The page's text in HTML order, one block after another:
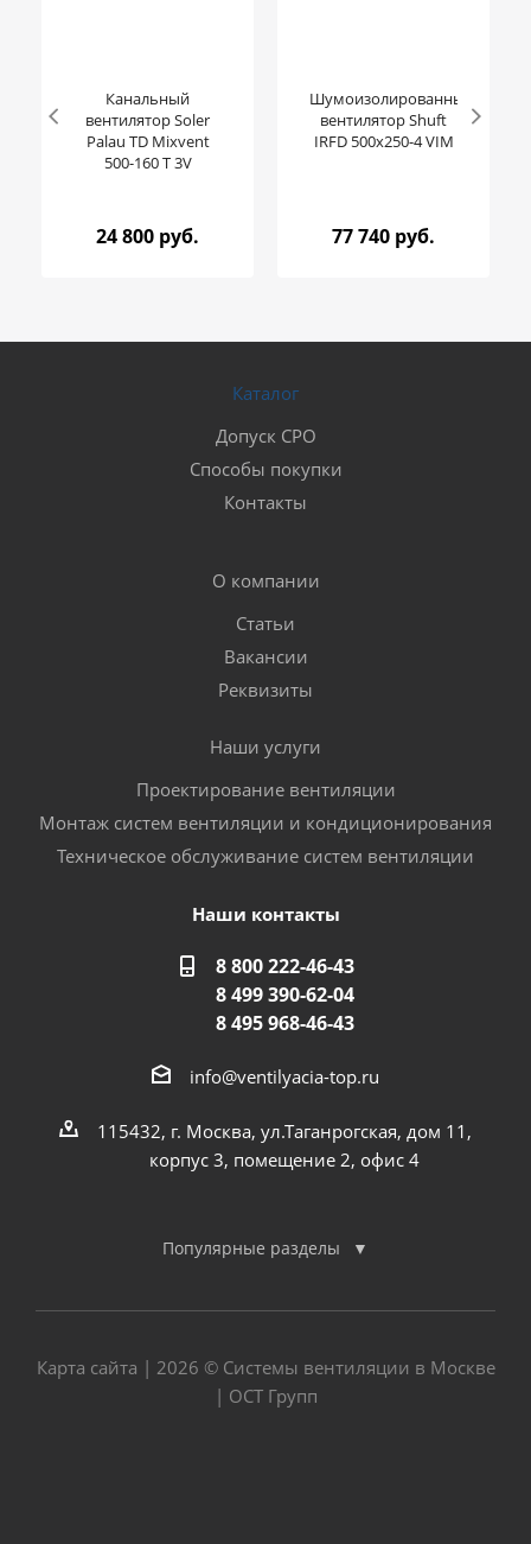
Канальный
вентилятор Soler
Palau TD Mixvent
500-160 T 3V
24 800 руб.
Шумоизолированный
вентилятор Shuft
IRFD 500x250-4 VIM
77 740 руб.
Каталог
Допуск СРО
Способы покупки
Контакты
О компании
Статьи
Вакансии
Реквизиты
Наши услуги
Проектирование вентиляции
Монтаж систем вентиляции и кондиционирования
Техническое обслуживание систем вентиляции
Наши контакты
8 800 222-46-43
8 499 390-62-04
8 495 968-46-43
info@ventilyacia-top.ru
115432, г. Москва, ул.Таганрогская, дом 11,
корпус 3, помещение 2, офис 4
Популярные разделы
Карта сайта | 2026 © Системы вентиляции в Москве
| ОСТ Групп